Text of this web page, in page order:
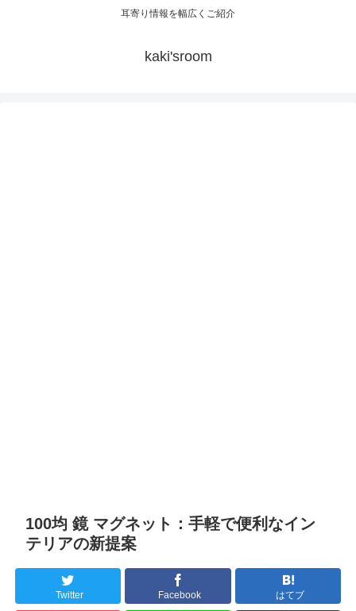
耳寄り情報を幅広くご紹介
kaki'sroom
100均 鏡 マグネット：手軽で便利なイン
テリアの新提案
Twitter Facebook はてブ